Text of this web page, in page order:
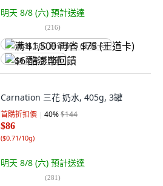
明天 8/8 (六) 預計送達
(216)
满 $1,500 再省 $75 (王道卡)
$6 酷澎幣回饋
Carnation 三花 奶水, 405g, 3罐
首購折扣價 40%$144
$86
($0.71/10g)
明天 8/8 (六) 預計送達
(281)